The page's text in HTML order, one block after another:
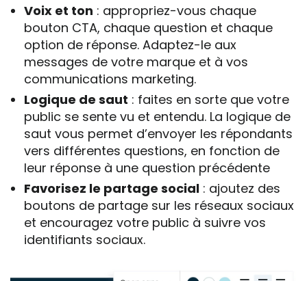
Voix et ton : appropriez-vous chaque
bouton CTA, chaque question et chaque
option de réponse. Adaptez-le aux
messages de votre marque et à vos
communications marketing.
Logique de saut : faites en sorte que votre
public se sente vu et entendu. La logique de
saut vous permet d’envoyer les répondants
vers différentes questions, en fonction de
leur réponse à une question précédente
Favorisez le partage social : ajoutez des
boutons de partage sur les réseaux sociaux
et encouragez votre public à suivre vos
identifiants sociaux.